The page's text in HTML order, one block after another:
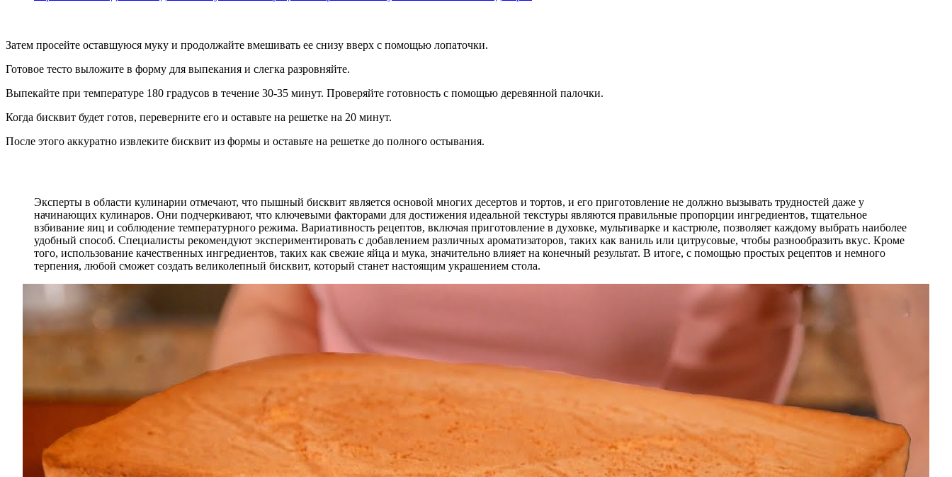
Затем просейте оставшуюся муку и продолжайте вмешивать ее снизу вверх с помощью лопаточки.
Готовое тесто выложите в форму для выпекания и слегка разровняйте.
Выпекайте при температуре 180 градусов в течение 30-35 минут. Проверяйте готовность с помощью деревянной палочки.
Когда бисквит будет готов, переверните его и оставьте на решетке на 20 минут.
После этого аккуратно извлеките бисквит из формы и оставьте на решетке до полного остывания.
Эксперты в области кулинарии отмечают, что пышный бисквит является основой многих десертов и тортов, и его приготовление не должно вызывать трудностей даже у
начинающих кулинаров. Они подчеркивают, что ключевыми факторами для достижения идеальной текстуры являются правильные пропорции ингредиентов, тщательное
взбивание яиц и соблюдение температурного режима. Вариативность рецептов, включая приготовление в духовке, мультиварке и кастрюле, позволяет каждому выбрать наиболее
удобный способ. Специалисты рекомендуют экспериментировать с добавлением различных ароматизаторов, таких как ваниль или цитрусовые, чтобы разнообразить вкус. Кроме
того, использование качественных ингредиентов, таких как свежие яйца и мука, значительно влияет на конечный результат. В итоге, с помощью простых рецептов и немного
терпения, любой сможет создать великолепный бисквит, который станет настоящим украшением стола.